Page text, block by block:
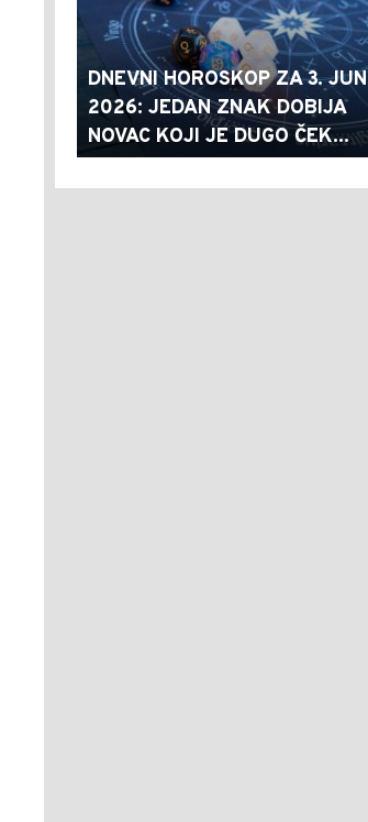
DNEVNI HOROSKOP ZA 3. JUN
2026: JEDAN ZNAK DOBIJA
NOVAC KOJI JE DUGO ČEK...